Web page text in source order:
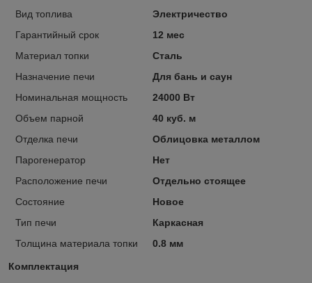
Вид топлива
Электричество
Гарантийный срок
12 мес
Материал топки
Сталь
Назначение печи
Для бань и саун
Номинальная мощность
24000 Вт
Объем парной
40 куб. м
Отделка печи
Облицовка металлом
Парогенератор
Нет
Расположение печи
Отдельно стоящее
Состояние
Новое
Тип печи
Каркасная
Толщина материала топки
0.8 мм
Комплектация